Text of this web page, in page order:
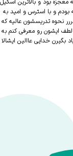
معجزه بود و بالاترین اسکیل
و با استرس و امید به
نحوه تدریسشون عالیه که
ایشون رو معرفی کنم به
خدایی عاالین ایشالا
کنم.